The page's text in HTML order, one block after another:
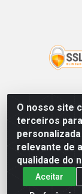
O nosso site
terceiros
relevante de
qualidade do
Aceitar
Zein Importação
- 12º e